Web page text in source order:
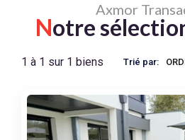
Axmor
Notre
1 à 1 sur 1 biens Trié par: